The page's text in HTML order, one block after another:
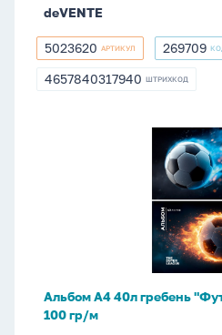
deVENTE
5023620
5023620 АРТИКУЛ 269709
269709
4657840317940
4657840317940 ШТРИХКОД
пл.
100
Альбом А4 40л гребень
100 гр/м